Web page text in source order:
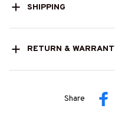
SHIPPING
RETURN &
Share